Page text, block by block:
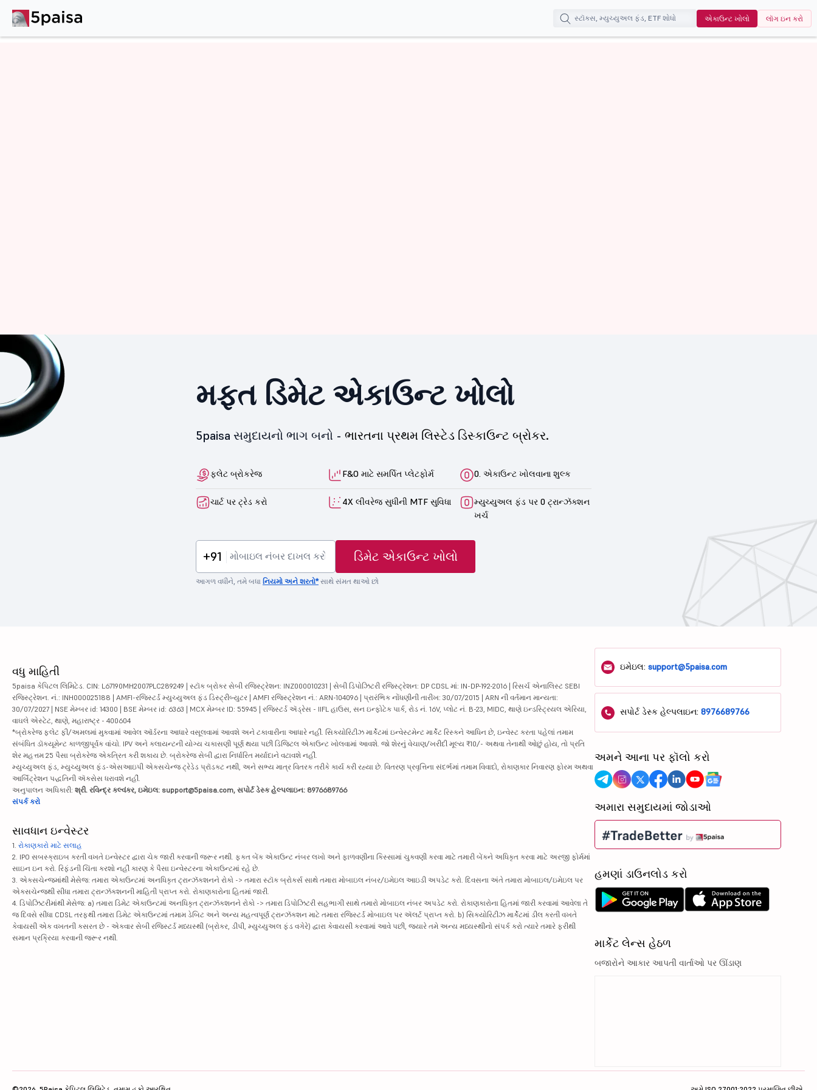
એકાઉન્ટ ખોલો લૉગ ઇન કરો
મફત ડિમેટ એકાઉન્ટ ખોલો
5paisa સમુદાયનો ભાગ બનો - ભારતના પ્રથમ લિસ્ટેડ ડિસ્કાઉન્ટ બ્રોકર.
ફ્લેટ બ્રોકરેજ F&O માટે સમર્પિત પ્લેટફોર્મ 0. એકાઉન્ટ ખોલવાના શુલ્ક
ચાર્ટ પર ટ્રેડ કરો 4X લીવરેજ સુધીની MTF સુવિધા
મ્યુચ્યુઅલ ફંડ પર 0 ટ્રાન્ઝૅક્શન
ખર્ચ
+91 ડિમેટ એકાઉન્ટ ખોલો
આગળ વધીને, તમે બધા નિયમો અને શરતો*સાથે સંમત થાઓ છો
વધુ માહિતી
5paisa કેપિટલ લિમિટેડ. CIN: L67190MH2007PLC289249 | સ્ટૉક બ્રોકર સેબી રજિસ્ટ્રેશન: INZ000010231 | સેબી ડિપોઝિટરી રજિસ્ટ્રેશન: DP CDSL માં: IN-DP-192-2016 | રિસર્ચ એનાલિસ્ટ SEBI
રજિસ્ટ્રેશન. નં.: INH000025188 | AMFI-રજિસ્ટર્ડ મ્યુચ્યુઅલ ફંડ ડિસ્ટ્રીબ્યુટર | AMFI રજિસ્ટ્રેશન નં.: ARN-104096 | પ્રારંભિક નોંધણીની તારીખ: 30/07/2015 | ARN ની વર્તમાન માન્યતા:
30/07/2027 | NSE મેમ્બર id: 14300 | BSE મેમ્બર id: 6363 | MCX મેમ્બર ID: 55945 | રજિસ્ટર્ડ ઍડ્રેસ - IIFL હાઉસ, સન ઇન્ફોટેક પાર્ક, રોડ નં. 16V, પ્લોટ નં. B-23, MIDC, થાણે ઇન્ડસ્ટ્રિયલ એરિયા,
વાઘલે એસ્ટેટ, થાણે, મહારાષ્ટ્ર - 400604
*બ્રોકરેજ ફ્લેટ ફી/અમલમાં મુકવામાં આવેલ ઑર્ડરના આધારે વસૂલવામાં આવશે અને ટકાવારીના આધારે નહીં. સિક્યોરિટીઝ માર્કેટમાં ઇન્વેસ્ટમેન્ટ માર્કેટ રિસ્કને આધિન છે, ઇન્વેસ્ટ કરતા પહેલાં તમામ
સંબંધિત ડૉક્યૂમેન્ટ કાળજીપૂર્વક વાંચો. IPV અને ક્લાયન્ટની યોગ્ય ચકાસણી પૂર્ણ થયા પછી ડિજિટલ એકાઉન્ટ ખોલવામાં આવશે. જો શેરનું વેચાણ/ખરીદી મૂલ્ય ₹10/- અથવા તેનાથી ઓછું હોય, તો પ્રતિ
શેર મહત્તમ 25 પૈસા બ્રોકરેજ એકત્રિત કરી શકાય છે. બ્રોકરેજ સેબી દ્વારા નિર્ધારિત મર્યાદાને વટાવશે નહીં.
મ્યુચ્યુઅલ ફંડ, મ્યુચ્યુઅલ ફંડ-એસઆઇપી એક્સચેન્જ ટ્રેડેડ પ્રૉડક્ટ નથી, અને સભ્ય માત્ર વિતરક તરીકે કાર્ય કરી રહ્યા છે. વિતરણ પ્રવૃત્તિના સંદર્ભમાં તમામ વિવાદો, રોકાણકાર નિવારણ ફોરમ અથવા
આર્બિટ્રેશન પદ્ધતિની ઍક્સેસ ધરાવશે નહીં.
અનુપાલન અધિકારી: શ્રી. રવિન્દ્ર કલ્વંકર, ઇમેઇલ: support@5paisa.com, સપોર્ટ ડેસ્ક હેલ્પલાઇન: 8976689766
સંપર્ક કરો
સાવધાન ઇન્વેસ્ટર
1. રોકાણકારો માટે સલાહ
2. IPO સબસ્ક્રાઇબ કરતી વખતે ઇન્વેસ્ટર દ્વારા ચેક જારી કરવાની જરૂર નથી. ફક્ત બેંક એકાઉન્ટ નંબર લખો અને ફાળવણીના કિસ્સામાં ચુકવણી કરવા માટે તમારી બેંકને અધિકૃત કરવા માટે અરજી ફોર્મમાં
સાઇન ઇન કરો. રિફંડની ચિંતા કરશો નહીં કારણ કે પૈસા ઇન્વેસ્ટરના એકાઉન્ટમાં રહે છે.
3. એક્સચેન્જમાંથી મેસેજ: તમારા એકાઉન્ટમાં અનધિકૃત ટ્રાન્ઝૅક્શનને રોકો -> તમારા સ્ટૉક બ્રોકર્સ સાથે તમારા મોબાઇલ નંબર/ઇમેઇલ આઇડી અપડેટ કરો. દિવસના અંતે તમારા મોબાઇલ/ઇમેઇલ પર
એક્સચેન્જથી સીધા તમારા ટ્રાન્ઝૅક્શનની માહિતી પ્રાપ્ત કરો. રોકાણકારોના હિતમાં જારી.
4. ડિપોઝિટરીમાંથી મેસેજ: a) તમારા ડિમેટ એકાઉન્ટમાં અનધિકૃત ટ્રાન્ઝૅક્શનને રોકો -> તમારા ડિપોઝિટરી સહભાગી સાથે તમારો મોબાઇલ નંબર અપડેટ કરો. રોકાણકારોના હિતમાં જારી કરવામાં આવેલા તે
જ દિવસે સીધા CDSL તરફથી તમારા ડિમેટ એકાઉન્ટમાં તમામ ડેબિટ અને અન્ય મહત્વપૂર્ણ ટ્રાન્ઝૅક્શન માટે તમારા રજિસ્ટર્ડ મોબાઇલ પર ઍલર્ટ પ્રાપ્ત કરો. b) સિક્યોરિટીઝ માર્કેટમાં ડીલ કરતી વખતે
કેવાયસી એક વખતની કસરત છે - એકવાર સેબી રજિસ્ટર્ડ મધ્યસ્થી (બ્રોકર, ડીપી, મ્યુચ્યુઅલ ફંડ વગેરે) દ્વારા કેવાયસી કરવામાં આવે પછી, જ્યારે તમે અન્ય મધ્યસ્થીનો સંપર્ક કરો ત્યારે તમારે ફરીથી
સમાન પ્રક્રિયા કરવાની જરૂર નથી.
ઇમેઇલ:support@5paisa.com
સપોર્ટ ડેસ્ક હેલ્પલાઇન:8976689766
અમને આના પર ફૉલો કરો
અમારા સમુદાયમાં જોડાઓ
હમણાં ડાઉનલોડ કરો
માર્કેટ લેન્સ હેઠળ
બજારોને આકાર આપતી વાર્તાઓ પર ઊંડાણ